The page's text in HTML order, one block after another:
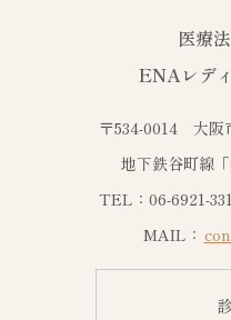
医療
ENAレデ
〒534-0014 大阪
地下鉄谷町線
TEL：06-6921-
MAIL：